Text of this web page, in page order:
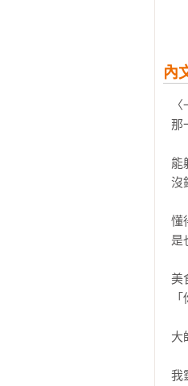
《
和
◎
◎
◎
◎
2.
4.
們
根
是
望
我
內
那
能
沒
懂
是
美
大
我